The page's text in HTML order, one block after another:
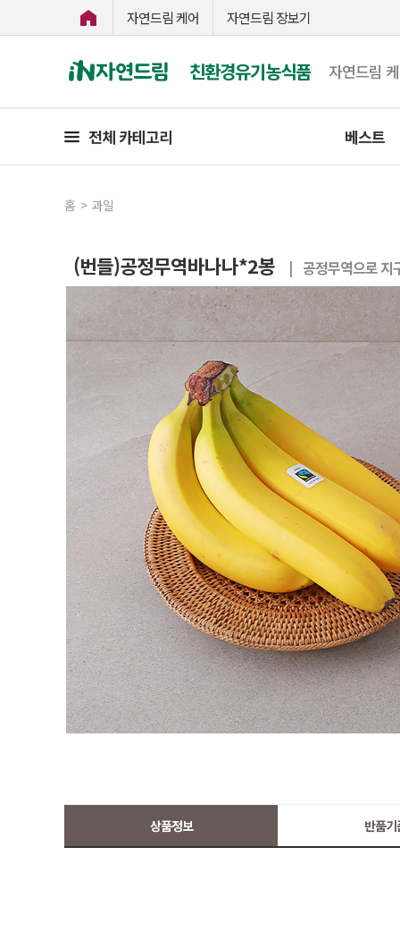
자연드림 케어 자연드림 장보기
친환경유기농식품 자연드림
전체 카테고리 베스트
홈 > 과일
(번들)공정무역바나나*2봉 | 공정무역으로 지
상품정보 반품기